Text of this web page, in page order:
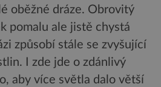
oběžné dráze. Obrovitý
pomalu ale jistě chystá
způsobí stále se zvyšující
I zde jde o zdánlivý
aby více světla dalo větší